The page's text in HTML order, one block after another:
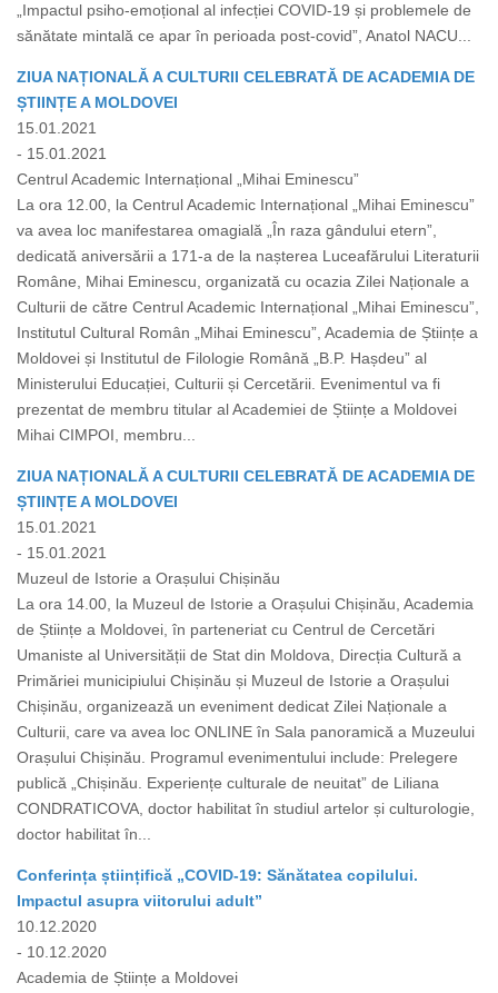
„Impactul psiho-emoțional al infecției COVID-19 și problemele de
sănătate mintală ce apar în perioada post-covid”, Anatol NACU...
ZIUA NAȚIONALĂ A CULTURII CELEBRATĂ DE ACADEMIA DE
ȘTIINȚE A MOLDOVEI
15.01.2021
- 15.01.2021
Centrul Academic Internațional „Mihai Eminescu”
La ora 12.00, la Centrul Academic Internațional „Mihai Eminescu”
va avea loc manifestarea omagială „În raza gândului etern”,
dedicată aniversării a 171-a de la nașterea Luceafărului Literaturii
Române, Mihai Eminescu, organizată cu ocazia Zilei Naționale a
Culturii de către Centrul Academic Internațional „Mihai Eminescu”,
Institutul Cultural Român „Mihai Eminescu”, Academia de Științe a
Moldovei și Institutul de Filologie Română „B.P. Hașdeu” al
Ministerului Educației, Culturii și Cercetării. Evenimentul va fi
prezentat de membru titular al Academiei de Științe a Moldovei
Mihai CIMPOI, membru...
ZIUA NAȚIONALĂ A CULTURII CELEBRATĂ DE ACADEMIA DE
ȘTIINȚE A MOLDOVEI
15.01.2021
- 15.01.2021
Muzeul de Istorie a Orașului Chișinău
La ora 14.00, la Muzeul de Istorie a Orașului Chișinău, Academia
de Științe a Moldovei, în parteneriat cu Centrul de Cercetări
Umaniste al Universității de Stat din Moldova, Direcția Cultură a
Primăriei municipiului Chișinău și Muzeul de Istorie a Orașului
Chișinău, organizează un eveniment dedicat Zilei Naționale a
Culturii, care va avea loc ONLINE în Sala panoramică a Muzeului
Orașului Chișinău. Programul evenimentului include: Prelegere
publică „Chișinău. Experiențe culturale de neuitat” de Liliana
CONDRATICOVA, doctor habilitat în studiul artelor și culturologie,
doctor habilitat în...
Conferința științifică „COVID-19: Sănătatea copilului.
Impactul asupra viitorului adult”
10.12.2020
- 10.12.2020
Academia de Științe a Moldovei